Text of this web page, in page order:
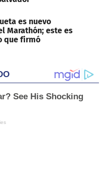
es nuevo
Marathón; este es
que firmó